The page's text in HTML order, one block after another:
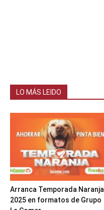
LO MÁS LEIDO
Arranca Temporada Naranja
2025 en formatos de Grupo